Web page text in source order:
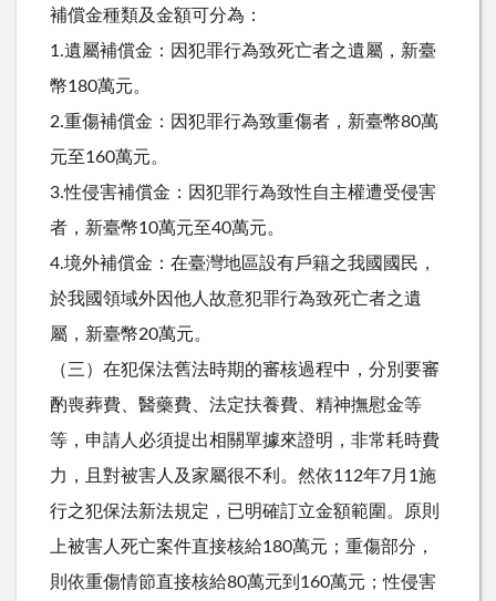
補償金種類及金額可分為：
1.遺屬補償金：因犯罪行為致死亡者之遺屬，新臺
幣180萬元。
2.重傷補償金：因犯罪行為致重傷者，新臺幣80萬
元至160萬元。
3.性侵害補償金：因犯罪行為致性自主權遭受侵害
者，新臺幣10萬元至40萬元。
4.境外補償金：在臺灣地區設有戶籍之我國國民，
於我國領域外因他人故意犯罪行為致死亡者之遺
屬，新臺幣20萬元。
（三）在犯保法舊法時期的審核過程中，分別要審
酌喪葬費、醫藥費、法定扶養費、精神撫慰金等
等，申請人必須提出相關單據來證明，非常耗時費
力，且對被害人及家屬很不利。然依112年7月1施
行之犯保法新法規定，已明確訂立金額範圍。原則
上被害人死亡案件直接核給180萬元；重傷部分，
則依重傷情節直接核給80萬元到160萬元；性侵害